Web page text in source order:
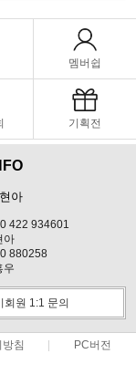
멤버쉽
기획전
아
422 934601
아
880258
우
회원 1:1 문의
침 PC버전